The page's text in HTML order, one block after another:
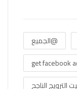
@الجميع
get facebook
الترويج الناجح